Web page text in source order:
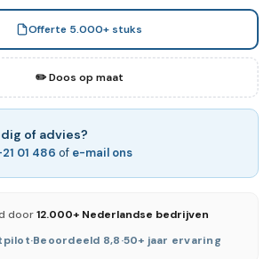
Offerte 5.000+ stuks
✏️ Doos op maat
of advies?
01 486 of e-mail ons
door12.000+ Nederlandse bedrijven
·Beoordeeld 8,8·50+ jaar ervaring